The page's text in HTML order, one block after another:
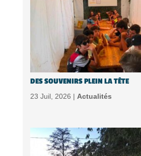
DES SOUVENIRS PLEIN LA TÊTE
23 Juil, 2026 | Actualités